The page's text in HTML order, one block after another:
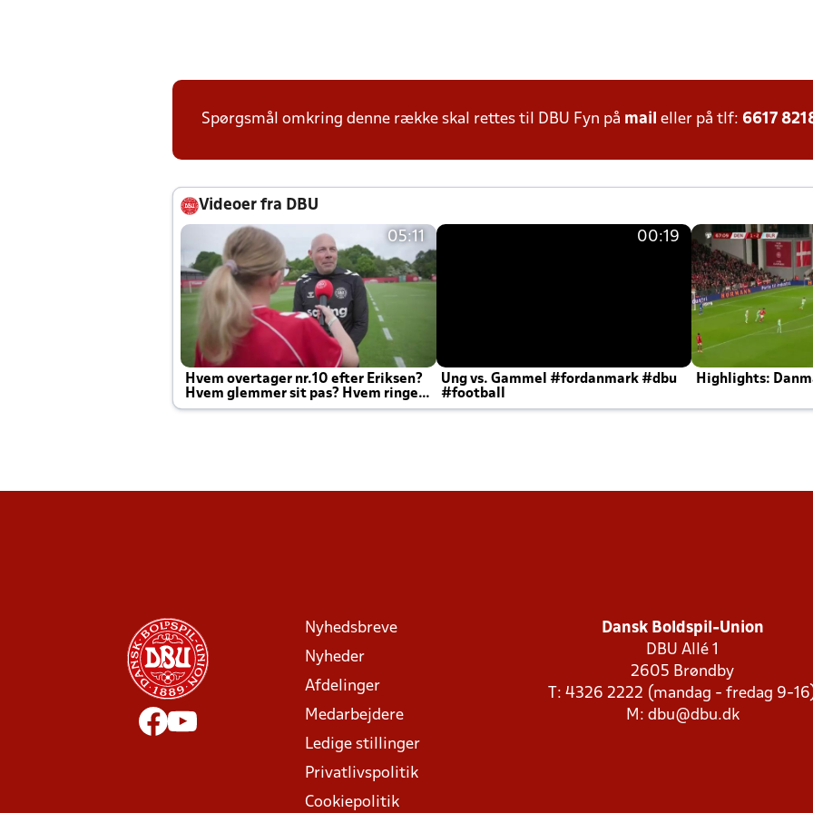
Spørgsmål omkring denne række skal rettes til DBU Fyn på mail eller på tlf: 6617
Videoer fra DBU
05:11
Hvem overtager nr.10 efter Eriksen?
Hvem glemmer sit pas? Hvem ringer
Joachim altid til efter kampe?
00:19
Ung vs. Gammel #fordanmark #dbu
#football
Highlights:
Nyhedsbreve
Nyheder
Afdelinger
Medarbejdere
Ledige stillinger
Privatlivspolitik
Cookiepolitik
Dansk Boldspil-Union
DBU Allé 1
2605 Brøndby
T: 4326 2222 (mandag - fredag 9-
M: dbu@dbu.dk